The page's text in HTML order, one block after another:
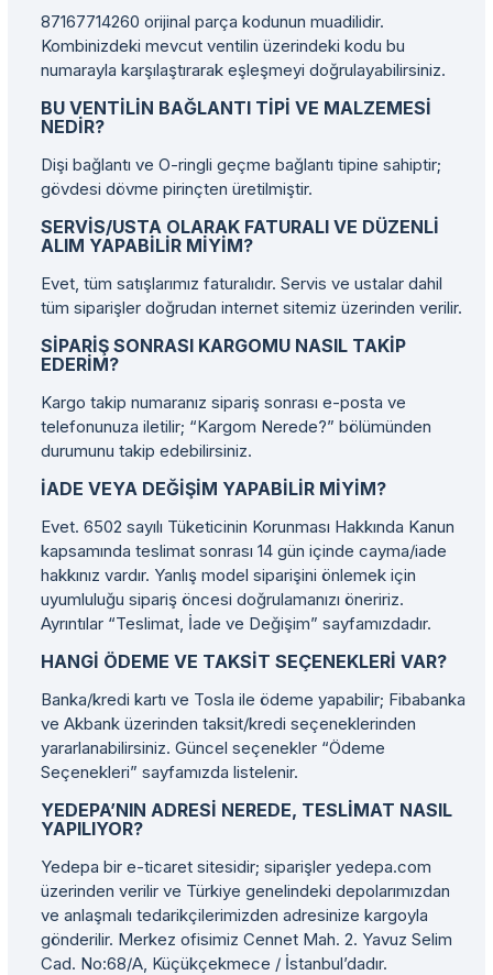
87167714260 orijinal parça kodunun muadilidir.
Kombinizdeki mevcut ventilin üzerindeki kodu bu
numarayla karşılaştırarak eşleşmeyi doğrulayabilirsiniz.
BU VENTILIN BAĞLANTI TIPI VE MALZEMESI
NEDIR?
Dişi bağlantı ve O-ringli geçme bağlantı tipine sahiptir;
gövdesi dövme pirinçten üretilmiştir.
SERVIS/USTA OLARAK FATURALI VE DÜZENLI
ALIM YAPABILIR MIYIM?
Evet, tüm satışlarımız faturalıdır. Servis ve ustalar dahil
tüm siparişler doğrudan internet sitemiz üzerinden verilir.
SIPARIŞ SONRASI KARGOMU NASIL TAKIP
EDERIM?
Kargo takip numaranız sipariş sonrası e-posta ve
telefonunuza iletilir; “Kargom Nerede?” bölümünden
durumunu takip edebilirsiniz.
İADE VEYA DEĞIŞIM YAPABILIR MIYIM?
Evet. 6502 sayılı Tüketicinin Korunması Hakkında Kanun
kapsamında teslimat sonrası 14 gün içinde cayma/iade
hakkınız vardır. Yanlış model siparişini önlemek için
uyumluluğu sipariş öncesi doğrulamanızı öneririz.
Ayrıntılar “Teslimat, İade ve Değişim” sayfamızdadır.
HANGI ÖDEME VE TAKSIT SEÇENEKLERI VAR?
Banka/kredi kartı ve Tosla ile ödeme yapabilir; Fibabanka
ve Akbank üzerinden taksit/kredi seçeneklerinden
yararlanabilirsiniz. Güncel seçenekler “Ödeme
Seçenekleri” sayfamızda listelenir.
YEDEPA’NIN ADRESI NEREDE, TESLIMAT NASIL
YAPILIYOR?
Yedepa bir e-ticaret sitesidir; siparişler yedepa.com
üzerinden verilir ve Türkiye genelindeki depolarımızdan
ve anlaşmalı tedarikçilerimizden adresinize kargoyla
gönderilir. Merkez ofisimiz Cennet Mah. 2. Yavuz Selim
Cad. No:68/A, Küçükçekmece / İstanbul’dadır.